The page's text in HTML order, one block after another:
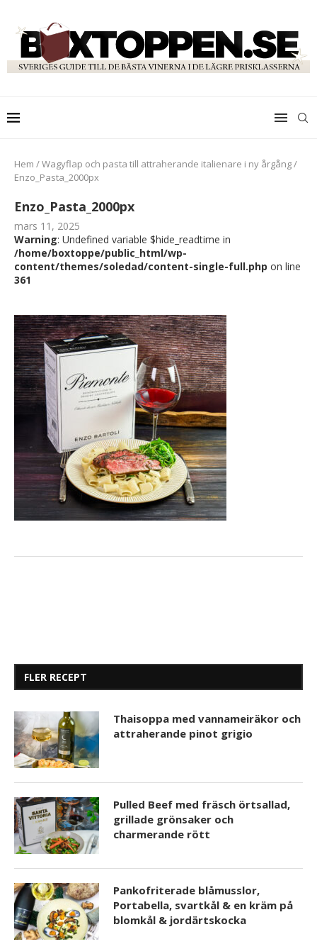
Hem /Wagyflap och pasta till attraherande italienare i ny årgång/
Enzo_Pasta_2000px
Enzo_Pasta_2000px
mars 11, 2025
Warning: Undefined variable $hide_readtime in
/home/boxtoppe/public_html/wp-
content/themes/soledad/content-single-full.php on line
361
FLER RECEPT
Thaisoppa med vannameiräkor och
attraherande pinot grigio
Pulled Beef med fräsch örtsallad,
grillade grönsaker och
charmerande rött
Pankofriterade blåmusslor,
Portabella, svartkål & en kräm på
blomkål & jordärtskocka